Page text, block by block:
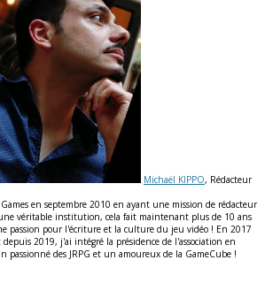
Michaël KIPPO, Rédacteur
en septembre 2010 en ayant une mission de rédacteur
véritable institution, cela fait maintenant plus de 10 ans
passion pour l'écriture et la culture du jeu vidéo ! En 2017
2019, j'ai intégré la présidence de l'association en
passionné des JRPG et un amoureux de la GameCube !